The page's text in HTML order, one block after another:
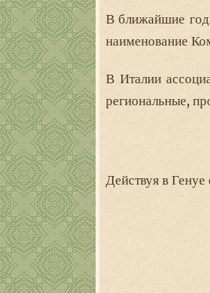
В ближайшие
наименование
В Италии
региональные,
Действуя в